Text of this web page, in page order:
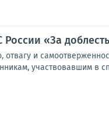
«За
и
участвовавшим в